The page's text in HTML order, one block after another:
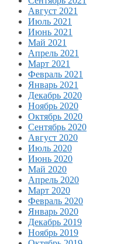
Август 2021
Июль 2021
Июнь 2021
Май 2021
Апрель 2021
Март 2021
Февраль 2021
Январь 2021
Декабрь 2020
Ноябрь 2020
Октябрь 2020
Сентябрь 2020
Август 2020
Июль 2020
Июнь 2020
Май 2020
Апрель 2020
Март 2020
Февраль 2020
Январь 2020
Декабрь 2019
Ноябрь 2019